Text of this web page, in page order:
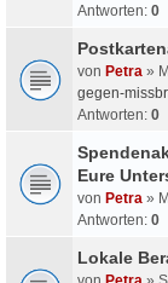
Antworten: 0
von Petra »
gegen-
Antworten: 0
Eure
von Petra »
Antworten: 0
Lokale